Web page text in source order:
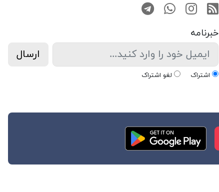
RSS صفحه اینستاگرام
تماس با واتس اپ
کانال تلگرام
خبرنامه
ارسال
اشتراک لغو اشتراک